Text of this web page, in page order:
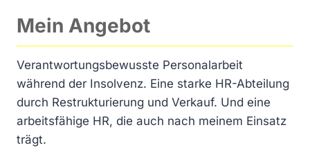
Mein Angebot
Verantwortungsbewusste Personalarbeit
während der Insolvenz. Eine starke HR-Abteilung
durch Restrukturierung und Verkauf. Und eine
arbeitsfähige HR, die auch nach meinem Einsatz
trägt.